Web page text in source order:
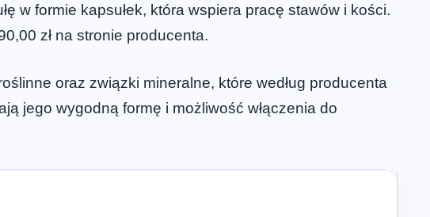
w formie kapsułek, która wspiera pracę stawów i kości.
zł na stronie producenta.
oraz związki mineralne, które według producenta
jego wygodną formę i możliwość włączenia do